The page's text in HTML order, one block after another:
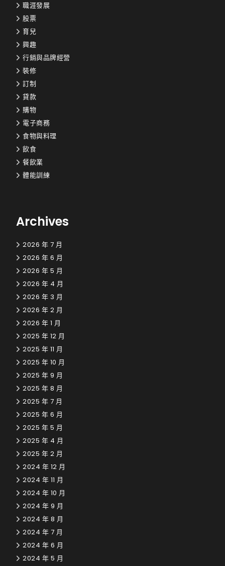
職涯發展
股票
育兒
興趣
行銷與品牌經營
裝修
訂制
貸款
購物
電子商務
食物與料理
飲食
餐飲業
體能訓練
Archives
2026 年 7 月
2026 年 6 月
2026 年 5 月
2026 年 4 月
2026 年 3 月
2026 年 2 月
2026 年 1 月
2025 年 12 月
2025 年 11 月
2025 年 10 月
2025 年 9 月
2025 年 8 月
2025 年 7 月
2025 年 6 月
2025 年 5 月
2025 年 4 月
2025 年 2 月
2024 年 12 月
2024 年 11 月
2024 年 10 月
2024 年 9 月
2024 年 8 月
2024 年 7 月
2024 年 6 月
2024 年 5 月